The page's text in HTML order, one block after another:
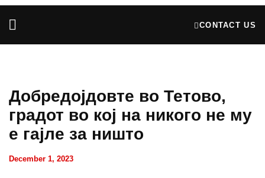
CONTACT US
Добредојдовте во Тетово,
градот во кој на никого не му
е гајле за ништо
December 1, 2023